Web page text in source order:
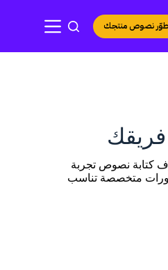
طوّر نصوص منتجك
كتابة نصوص تجربة
متخصصة تناسب